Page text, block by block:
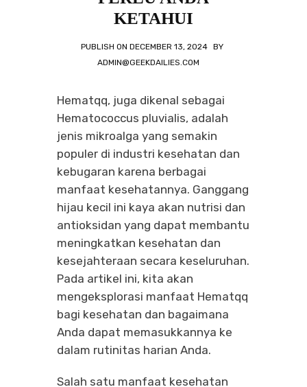
KETAHUI
PUBLISH ON DECEMBER 13, 2024 BY
ADMIN@GEEKDAILIES.COM
Hematqq, juga dikenal sebagai
Hematococcus pluvialis, adalah
jenis mikroalga yang semakin
populer di industri kesehatan dan
kebugaran karena berbagai
manfaat kesehatannya. Ganggang
hijau kecil ini kaya akan nutrisi dan
antioksidan yang dapat membantu
meningkatkan kesehatan dan
kesejahteraan secara keseluruhan.
Pada artikel ini, kita akan
mengeksplorasi manfaat Hematqq
bagi kesehatan dan bagaimana
Anda dapat memasukkannya ke
dalam rutinitas harian Anda.
Salah satu manfaat kesehatan